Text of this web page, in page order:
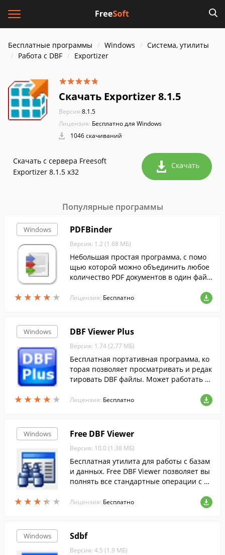
Бесплатные программы Windows
Система, утилиты
Работа с DBF
Exportizer
Скачать Exportizer 8.1.5
Версия:8.1.5
Лицензия: Бесплатно для Windows
1046 скачиваний
Скачать с сервера Freesoft
Exportizer 8.1.5 x32
Скачать
Популярные программы
Windows
★ ★ ★ ★ ★
★ ★ ★ ★ ★
PDFBinder
Версия: 1.2 (1.68 МБ)
Небольшая простая программа, с помо
щью которой можно объединить любое
количество PDF документов в один фай
документов.
Лицензия: Бесплатно
Windows
★ ★ ★ ★ ★
★ ★ ★ ★ ★
DBF Viewer Plus
Версия: 1.74 (2.77 МБ)
Бесплатная портативная программа, ко
торая позволяет просматривать и редак
тировать DBF файлы. Может работать с
ругого носителя.
Лицензия: Бесплатно
Windows
★ ★ ★ ★ ★
★ ★ ★ ★ ★
Free DBF Viewer
Версия: 10.0 (1.38 МБ)
Бесплатная утилита для работы с базам
и данных. Free DBF Viewer позволяет вы
полнять все стандартные операции с Б
ые и составлять SQL-запросы.
Лицензия: Бесплатно
Windows Sdbf
Версия: 4.5 (1.9 МБ)